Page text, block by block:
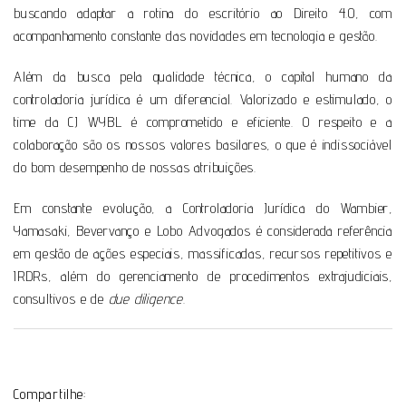
buscando adaptar a rotina do escritório ao Direito 4.0, com
acompanhamento constante das novidades em tecnologia e gestão.
Além da busca pela qualidade técnica, o capital humano da
controladoria jurídica é um diferencial. Valorizado e estimulado, o
time da CJ WYBL é comprometido e eficiente. O respeito e a
colaboração são os nossos valores basilares, o que é indissociável
do bom desempenho de nossas atribuições.
Em constante evolução, a Controladoria Jurídica do Wambier,
Yamasaki, Bevervanço e Lobo Advogados é considerada referência
em gestão de ações especiais, massificadas, recursos repetitivos e
IRDRs, além do gerenciamento de procedimentos extrajudiciais,
consultivos e de due diligence.
Compartilhe: